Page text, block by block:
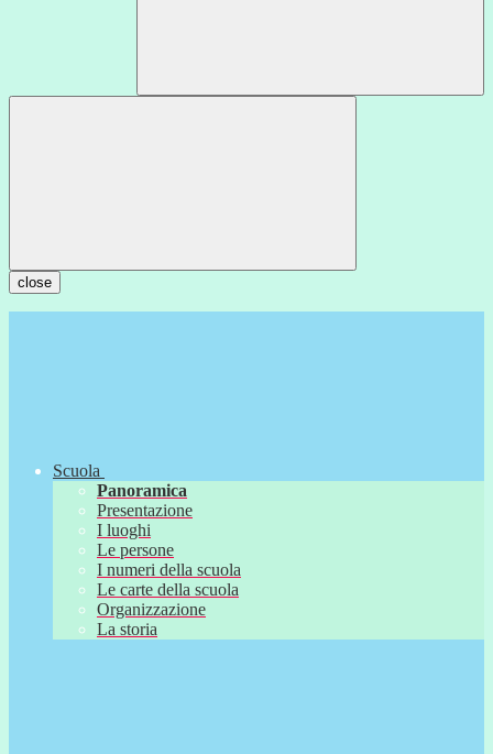
close
Scuola
Panoramica
Presentazione
I luoghi
Le persone
I numeri della scuola
Le carte della scuola
Organizzazione
La storia